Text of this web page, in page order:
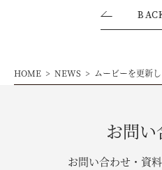
HOME NEWS ムービーを更新し
お問
お問い合わせ・資